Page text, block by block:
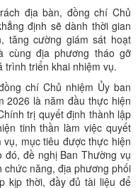
địa bàn, đồng chí Chủ
định sẽ dành thời gian
tăng cường giám sát hoạt
cùng địa phương tháo gỡ
trình triển khai nhiệm vụ.
chí Chủ nhiệm Ủy ban
2026 là năm đầu thực hiện
trị quyết định thành lập
tinh thần làm việc quyết
mục tiêu được thực hiện
đề nghị Ban Thường vụ
năng, địa phương phối
kịp thời, đầy đủ tài liệu để